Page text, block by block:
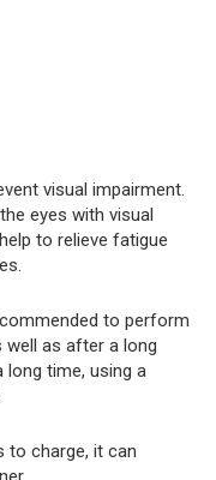
visual impairment.
eyes with visual
to relieve fatigue
to perform
well as after a long
time, using a
to charge, it can